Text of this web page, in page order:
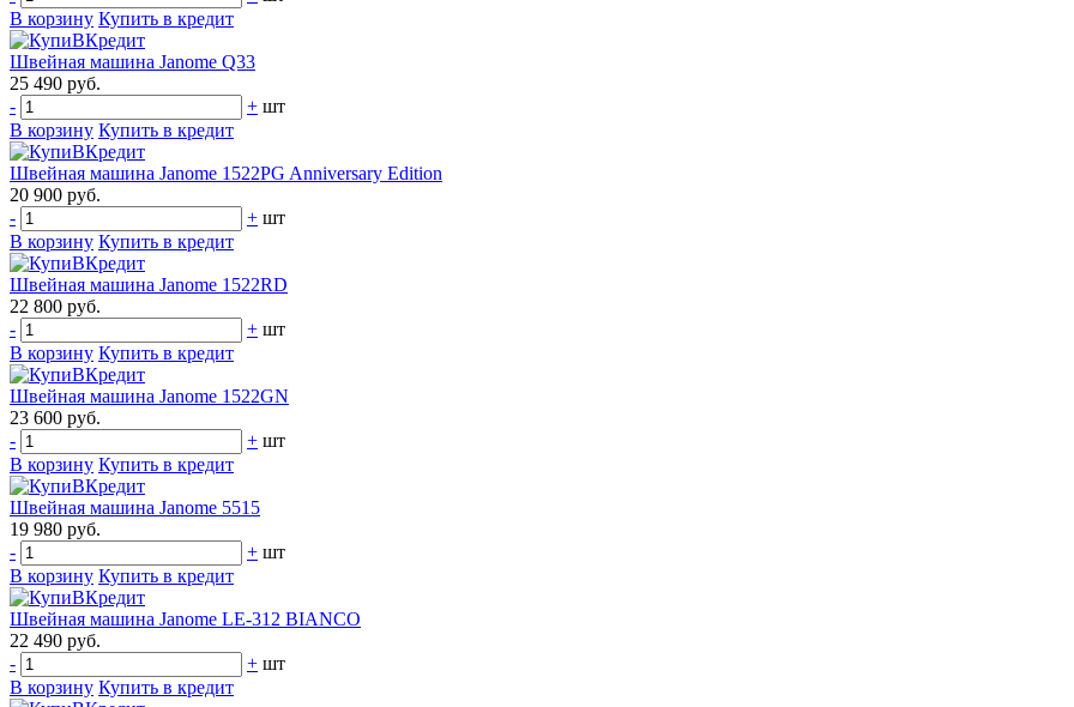
В корзину Купить в кредит
Швейная машина Janome Q33
25 490 руб.
-
+ шт
В корзину Купить в кредит
Швейная машина Janome 1522PG Anniversary Edition
20 900 руб.
-
+ шт
В корзину Купить в кредит
Швейная машина Janome 1522RD
22 800 руб.
-
+ шт
В корзину Купить в кредит
Швейная машина Janome 1522GN
23 600 руб.
-
+ шт
В корзину Купить в кредит
Швейная машина Janome 5515
19 980 руб.
-
+ шт
В корзину Купить в кредит
Швейная машина Janome LE-312 BIANCO
22 490 руб.
-
+ шт
В корзину Купить в кредит